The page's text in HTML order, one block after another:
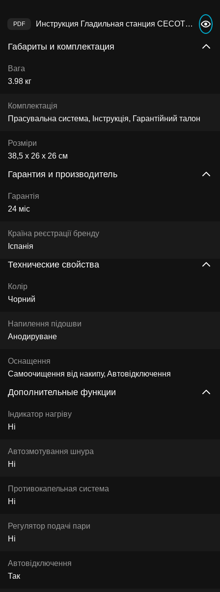
Инструкция Гладильная станция CECOTEC Fast&Furious 8040 Absolute
Габариты и комплектация
Вага
3.98 кг
Комплектація
Прасувальна система, Інструкція, Гарантійний талон
Розміри
38,5 х 26 х 26 см
Гарантия и производитель
Гарантія
24 міс
Країна реєстрації бренду
Іспанія
Технические свойства
Колір
Чорний
Напилення підошви
Анодируване
Оснащення
Самоочищення від накипу Автовідключення
Дополнительные функции
Індикатор нагріву
Ні
Автозмотування шнура
Ні
Противокапельная система
Ні
Регулятор подачі пари
Ні
Автовідключення
Так